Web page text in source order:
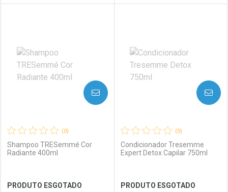
Laboratório
Ver Desconto Convênio
Por Menos Laboratório
Ver Desconto Convênio
Por Menos
(0)
Shampoo TRESemmé Cor
Radiante 400ml
PRODUTO ESGOTADO
AVISE-ME
(0)
Condicionador Tresemme
Expert Detox Capilar 750ml
PRODUTO ESGOTADO
AVISE-ME